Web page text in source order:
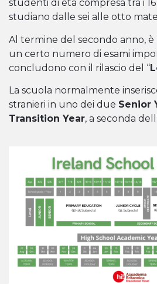
studenti di età compresa tra i 16
studiano dalle sei alle otto
Al termine del secondo anno, è
un certo numero di esami
concludono con il rilascio del “
La scuola normalmente
stranieri in uno dei due Senior
Transition Year, a seconda